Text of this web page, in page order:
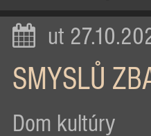
ut
SMYSLŮ
Dom kultúry